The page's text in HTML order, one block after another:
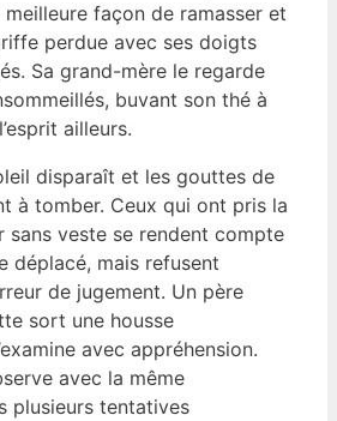
meilleure façon de ramasser et
perdue avec ses doigts
Sa grand-mère le regarde
buvant son thé à
ailleurs.
disparaît et les gouttes de
à tomber. Ceux qui ont pris la
sans veste se rendent compte
déplacé, mais refusent
de jugement. Un père
sort une housse
avec appréhension.
avec la même
plusieurs tentatives